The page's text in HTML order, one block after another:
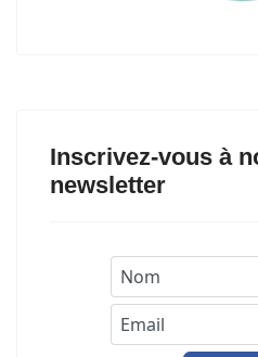
Inscrivez-vous à
newsletter